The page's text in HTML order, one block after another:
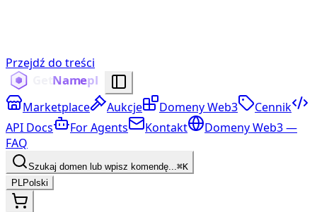
Przejdź do treści
Marketplace Aukcje Domeny Web3
Cennik
API Docs
For Agents Kontakt
Domeny Web3 —
FAQ
Szukaj domen lub wpisz komendę...⌘K
PLPolski